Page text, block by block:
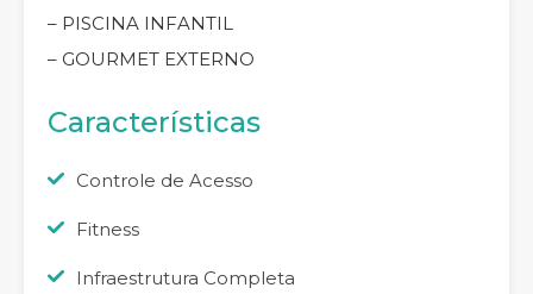
– PISCINA INFANTIL
– GOURMET EXTERNO
Características
Controle de Acesso
Fitness
Infraestrutura Completa